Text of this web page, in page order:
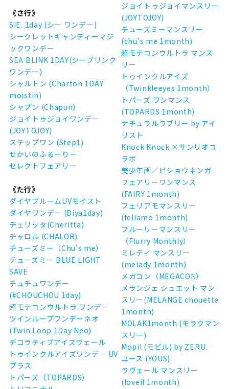
《さ行》
SIE. 1day (シー ワンデー)
シークレットキャンディーマジ
ックワンデー
SEA BLINK 1DAY(シーブリンク
ワンデー)
シャルトン (Charton 1DAY
moistin)
シャプン (Chapun)
ジョイトゥジョイワンデー
(JOYTOJOY)
ステップワン (Step1)
せかいのふるーりー
セレクトフェアリー
《た行》
ダイヤブルームUVモイスト
ダイヤワンデー (Diya1day)
チェリッタ(Cheritta)
チャロル (CHALOR)
チューズミー（Chu's me）
チューズミー BLUE LIGHT
SAVE
チュチュワンデー
(#CHOUCHOU 1day)
超モテコンウルトラ ワンデー
ツインループワンデーネオ
(Twin Loop 1Day Neo)
デコラティブアイズヴェール
トゥインクルアイズワンデー UV
プラス
トパーズ（TOPARDS）
ジョイトゥジョイマンスリー
(JOYTOJOY)
チューズミーマンスリー
(chu's me 1month)
超モテコンウルトラ マンス
リー
トゥインクルアイズ
（Twinkleeyes 1month）
トパーズ ワンマンス
(TOPARDS 1month)
ナチュラルラブリー by アイ
リスト
Knock Knock ×サンリオコ
ラボ
美少年画／ビショウネンガ
フェアリーワンマンス
(FAIRY 1month)
フェリアモマンスリー
(feliamo 1month)
フルーリーマンスリー
（Flurry Monthly）
ミレディ マンスリー
(melady 1month)
メガコン（MEGACON）
メランジェ シュエット マン
スリー(MELANGE chouette
1month)
MOLAK1month (モラクマン
スリー)
Mopil (モピル) by ZERU.
ユース (YOUS)
ラヴェール マンスリー
(loveil 1month)